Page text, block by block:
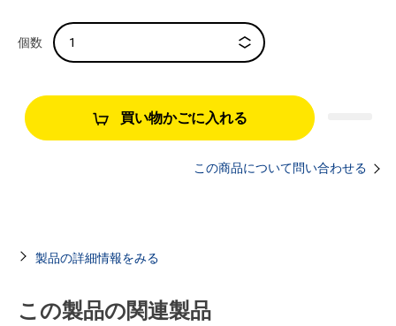
買い物かごに入れる
この商品について問い合わせる
製品の詳細情報をみる
この製品の関連製品